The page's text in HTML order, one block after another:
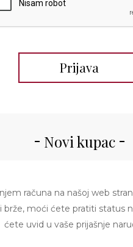
Novi kupac
računa na našoj web
brže, moći ćete pratiti status
ćete uvid u vaše prijašnje